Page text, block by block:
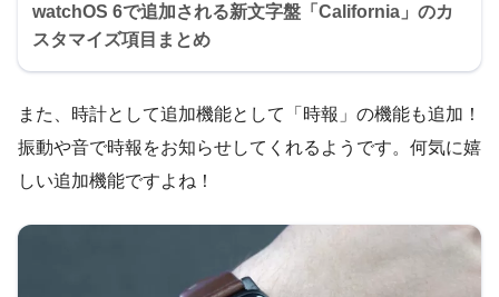
watchOS 6で追加される新文字盤「California」のカ
スタマイズ項目まとめ
また、時計として追加機能として「時報」の機能も追加！
振動や音で時報をお知らせしてくれるようです。何気に嬉
しい追加機能ですよね！